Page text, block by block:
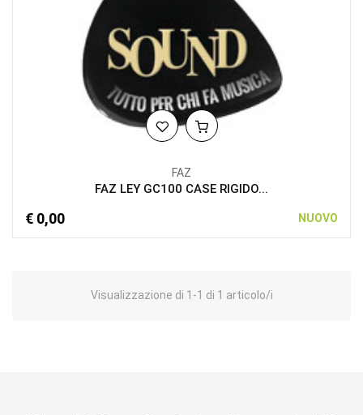
FAZ
FAZ LEY GC100 CASE RIGIDO...
€ 0,00 NUOVO
Visualizzazione di 1-1 di 1 articolo/i